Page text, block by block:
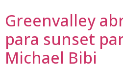
Greenvalley
para sunset
Michael Bibi